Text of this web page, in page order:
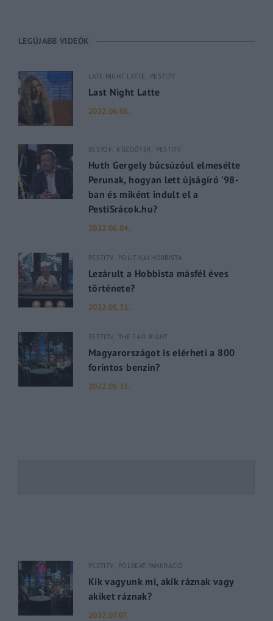
LEGÚJABB VIDEÓK
LATE NIGHT LATTE PESTITV
Last Night Latte
2022.06.05.
BESTOF KÜZDŐTÉR PESTITV
Huth Gergely búcsúzóul elmesélte
Perunak, hogyan lett újságíró ’98-
ban és miként indult el a
PestiSrácok.hu?
2022.06.04.
PESTITV POLITIKAI HOBBISTA
Lezárult a Hobbista másfél éves
története?
2022.05.31.
PESTITV THE FAIR RIGHT
Magyarországot is elérheti a 800
forintos benzin?
2022.05.31.
PESTITV POLBEAT PANKRÁCIÓ
Kik vagyunk mi, akik ráznak vagy
akiket ráznak?
2022.07.07.